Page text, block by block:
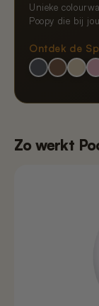
Unieke
Poopy die bij
Ontdek de
Zo werkt